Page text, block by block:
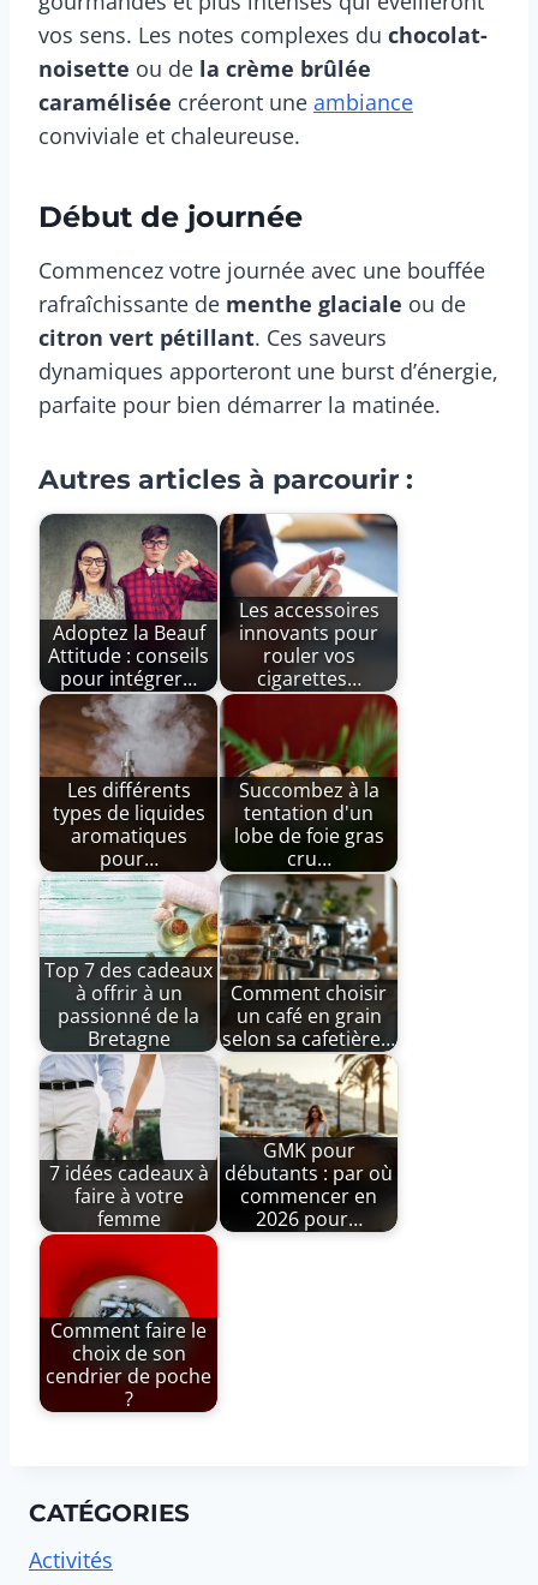
vos sens. Les notes complexes du chocolat-
noisette ou de la crème brûlée
caramélisée créeront une ambiance
conviviale et chaleureuse.
Début de journée
Commencez votre journée avec une bouffée
rafraîchissante de menthe glaciale ou de
citron vert pétillant. Ces saveurs
dynamiques apporteront une burst d’énergie,
parfaite pour bien démarrer la matinée.
Autres articles à parcourir :
Adoptez la Beauf
Attitude : conseils
pour intégrer…
Les accessoires
innovants pour
rouler vos
cigarettes…
Les différents
types de liquides
aromatiques
pour…
Succombez à la
tentation d'un
lobe de foie gras
cru…
Top 7 des cadeaux
à offrir à un
passionné de la
Bretagne
Comment choisir
un café en grain
selon sa cafetière…
7 idées cadeaux à
faire à votre
femme
GMK pour
débutants : par où
commencer en
2026 pour…
Comment faire le
choix de son
cendrier de poche
?
CATÉGORIES
Activités